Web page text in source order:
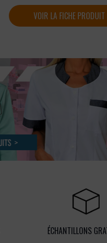
VOIR LA FICHE PRODUIT
ÉCHANTILLONS